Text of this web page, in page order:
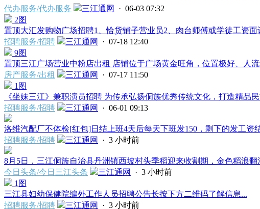
代办服务/代办服务
三江通网
· 06-03 07:32
2图
置顶大汇发购物广场招聘1、恰货铺子营业员2、肉台师傅或学徒工资面
招聘服务/招聘
三江通网
· 07-18 12:40
9图
置顶三江广场营业中粉店出租 店铺位于广场黄金旺角，位置极好、人
房产服务/出租
三江通网
· 07-17 11:50
1图
《坐妹三江》兼职演员招聘 为传承弘扬侗族优秀传统文化，打造精品
招聘服务/招聘
三江通网 · 06-01 09:13
洛维汽配厂不体检[红包]日结上班4天后每天下班发150，剩下的发工资
招聘服务/招聘
三江通网 · 3 小时前
8月5日，三江侗族自治县丹洲镇西坡村头季稻迎来收割期，金色稻浪翻
今日头条/今日三江头条
三江通网 · 3 小时前
1图
三江县妇幼保健院编外工作人员招聘公告长按下方二维码了解信息...
招聘服务/招聘
三江通网 · 3 小时前